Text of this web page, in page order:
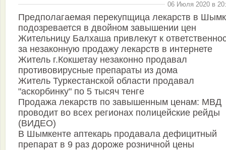
06 Июля 2020 в
Предполагаемая перекупщица лекарств в
подозревается в двойном завышении цен
Жительницу Балхаша привлекут к
за незаконную продажу лекарств в интернете
Житель г.Кокшетау незаконно продавал
противовирусные препараты из дома
Житель Туркестанской области продавал
"аскорбинку" по 5 тысяч тенге
Продажа лекарств по завышенным ценам: МВД
проводит во всех регионах полицейские рейды
(ВИДЕО)
В Шымкенте аптекарь продавала дефицитный
препарат в 9 раз дороже розничной цены